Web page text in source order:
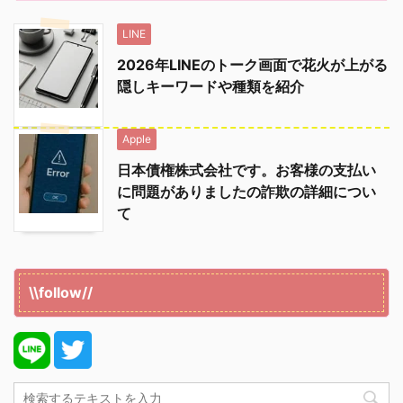
LINE
2026年LINEのトーク画面で花火が上がる
隠しキーワードや種類を紹介
Apple
日本債権株式会社です。お客様の支払い
に問題がありましたの詐欺の詳細につい
て
\\follow//